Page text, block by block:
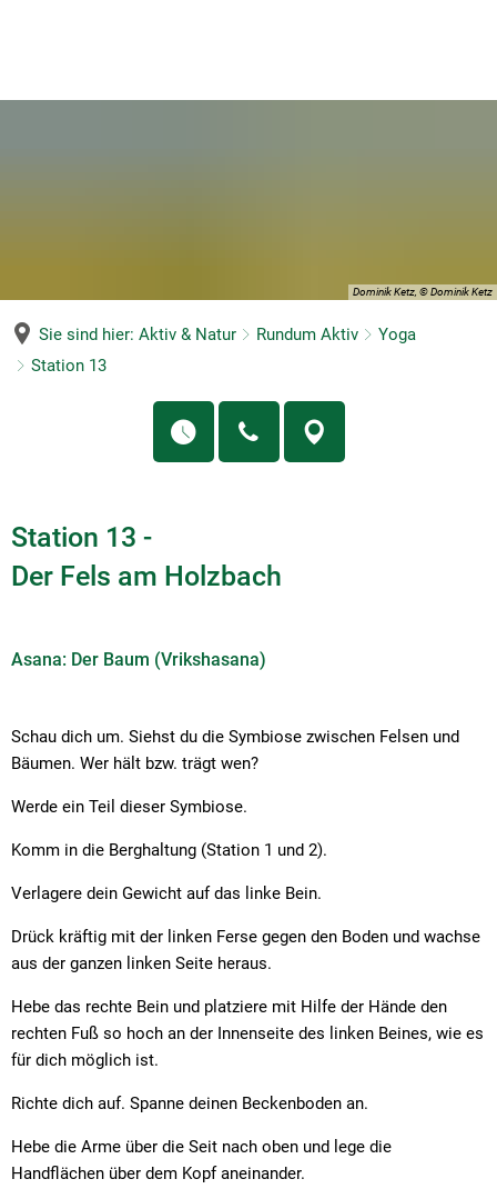
Dominik Ketz, © Dominik Ketz
Sie sind hier: Aktiv & Natur Rundum Aktiv
Yoga
Station 13
Station 13 -
Der Fels am Holzbach
Asana: Der Baum (Vrikshasana)
Schau dich um. Siehst du die Symbiose zwischen Felsen und
Bäumen. Wer hält bzw. trägt wen?
Werde ein Teil dieser Symbiose.
Komm in die Berghaltung (Station 1 und 2).
Verlagere dein Gewicht auf das linke Bein.
Drück kräftig mit der linken Ferse gegen den Boden und wachse
aus der ganzen linken Seite heraus.
Hebe das rechte Bein und platziere mit Hilfe der Hände den
rechten Fuß so hoch an der Innenseite des linken Beines, wie es
für dich möglich ist.
Richte dich auf. Spanne deinen Beckenboden an.
Hebe die Arme über die Seit nach oben und lege die
Handflächen über dem Kopf aneinander.